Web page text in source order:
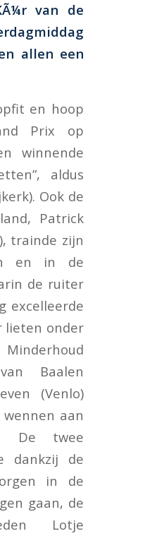
van de
allen een
en hoop
Prix op
winnende
aldus
Ook de
Patrick
trainde zijn
en in de
de ruiter
excelleerde
lieten onder
Baalen
(Venlo)
aan
De twee
dankzij de
in de
gaan, de
Lotje